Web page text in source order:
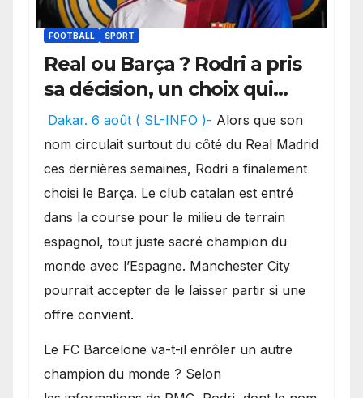
FOOTBALL SPORT
Real ou Barça ? Rodri a pris
sa décision, un choix qui
pourrait faire grand bruit
sur le marché des
transferts.
Dakar. 6 août ( SL-INFO )- Alors que son
nom circulait surtout du côté du Real Madrid
ces dernières semaines, Rodri a finalement
choisi le Barça. Le club catalan est entré
dans la course pour le milieu de terrain
espagnol, tout juste sacré champion du
monde avec l’Espagne. Manchester City
pourrait accepter de le laisser partir si une
offre convient.
​Le FC Barcelone va-t-il enrôler un autre
champion du monde ? Selon